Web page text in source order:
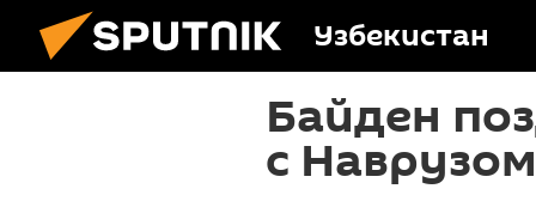
Узбекистан
Байден
с Наврузом